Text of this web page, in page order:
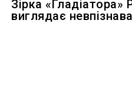
Зірка «Гладіатора»
виглядає